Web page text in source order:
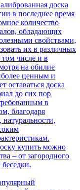
доска
в последнее время
количество
обладающих
свойствами,
их в различных
том числе и в
на обилие
ценным и
оставаться доска
до сих пор
в
благодаря
натуральности,
купить можно
– от загородного